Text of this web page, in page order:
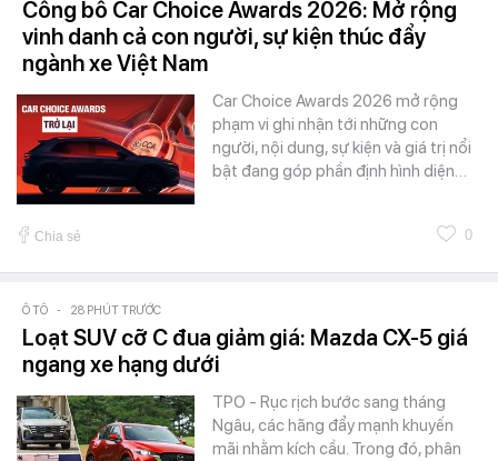
Công bố Car Choice Awards 2026: Mở rộng
vinh danh cả con người, sự kiện thúc đẩy
ngành xe Việt Nam
Car Choice Awards 2026 mở rộng
phạm vi ghi nhận tới những con
người, nội dung, sự kiện và giá trị nổi
bật đang góp phần định hình diện…
Chia sẻ 0
Ô TÔ - 28 PHÚT TRƯỚC
Loạt SUV cỡ C đua giảm giá: Mazda CX-5 giá
ngang xe hạng dưới
TPO - Rục rịch bước sang tháng
Ngâu, các hãng đẩy mạnh khuyến
mãi nhằm kích cầu. Trong đó, phân